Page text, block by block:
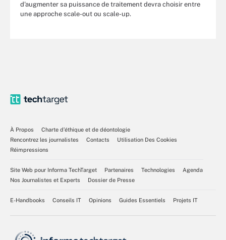
d'augmenter sa puissance de traitement devra choisir entre
une approche scale-out ou scale-up.
À Propos
Charte d’éthique et de déontologie
Rencontrez les journalistes
Contacts
Utilisation Des Cookies
Réimpressions
Site Web pour Informa TechTarget Partenaires Technologies
Agenda
Nos Journalistes et Experts
Dossier de Presse
E-Handbooks Conseils IT Opinions Guides Essentiels Projets IT